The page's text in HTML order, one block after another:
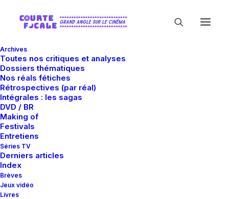
Archives
Toutes nos critiques et analyses
Dossiers thématiques
Nos réals fétiches
Rétrospectives (par réal)
Intégrales : les sagas
DVD / BR
Making of
Festivals
Entretiens
Séries TV
Derniers articles
Index
Brèves
Jeux vidéo
Livres